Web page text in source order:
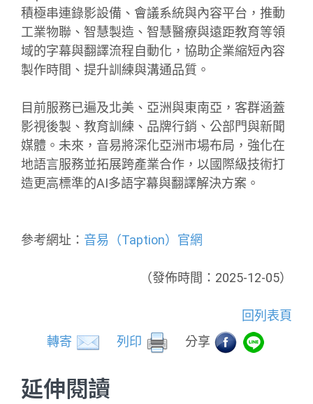
積極串連錄影設備、會議系統與內容平台，推動
工業物聯、智慧製造、智慧醫療與遠距教育等領
域的字幕與翻譯流程自動化，協助企業縮短內容
製作時間、提升訓練與溝通品質。
目前服務已遍及北美、亞洲與東南亞，客群涵蓋
影視後製、教育訓練、品牌行銷、公部門與新聞
媒體。未來，音易將深化亞洲市場布局，強化在
地語言服務並拓展跨產業合作，以國際級技術打
造更高標準的AI多語字幕與翻譯解決方案。
參考網址： 音易（Taption）官網
（發佈時間：2025-12-05）
回列表頁
轉寄
列印 分享
延伸閱讀